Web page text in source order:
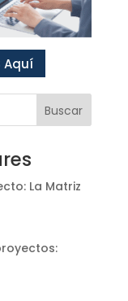
Aquí
Buscar
La Matriz